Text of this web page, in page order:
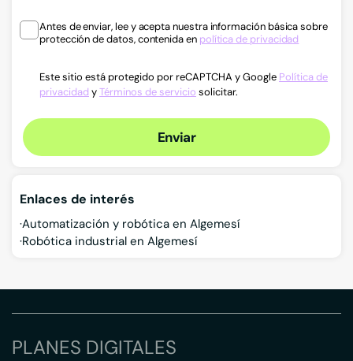
Antes de enviar, lee y acepta nuestra información básica sobre
protección de datos, contenida en política de privacidad
Este sitio está protegido por reCAPTCHA y Google Política de
privacidad yTérminos de servicio solicitar.
Enviar
Enlaces de interés
Automatización y robótica en Algemesí
Robótica industrial en Algemesí
PLANES DIGITALES